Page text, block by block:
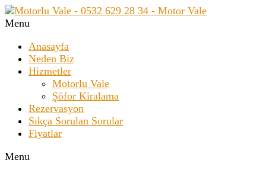
Menu
Anasayfa
Neden Biz
Hizmetler
Motorlu Vale
Şöfor Kiralama
Rezervasyon
Sıkça Sorulan Sorular
Fiyatlar
Menu